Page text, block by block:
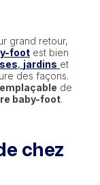
grand retour,
foot est bien
, jardins et
des façons.
de
baby-foot.
chez